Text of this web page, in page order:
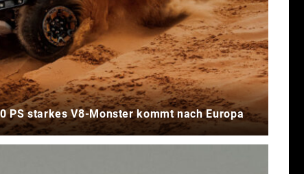
PS starkes V8-Monster kommt nach Europa